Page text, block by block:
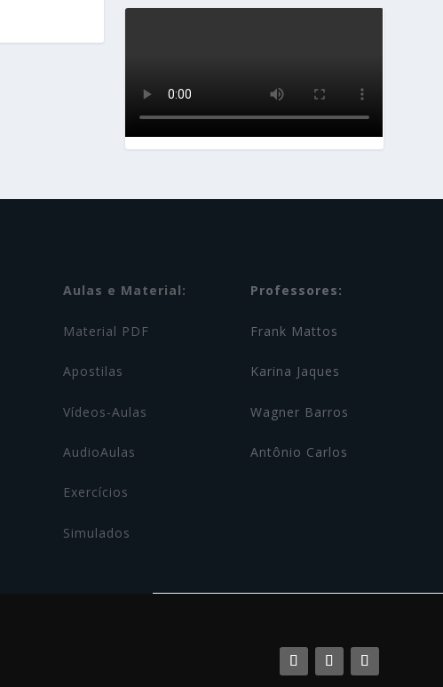
Aulas e Material:
Material PDF
Apostilas
Vídeos-Aulas
AudioAulas
Exercícios
Simulados
Professores:
Frank Mattos
Karina Jaques
Wagner Barros
Antônio Carlos